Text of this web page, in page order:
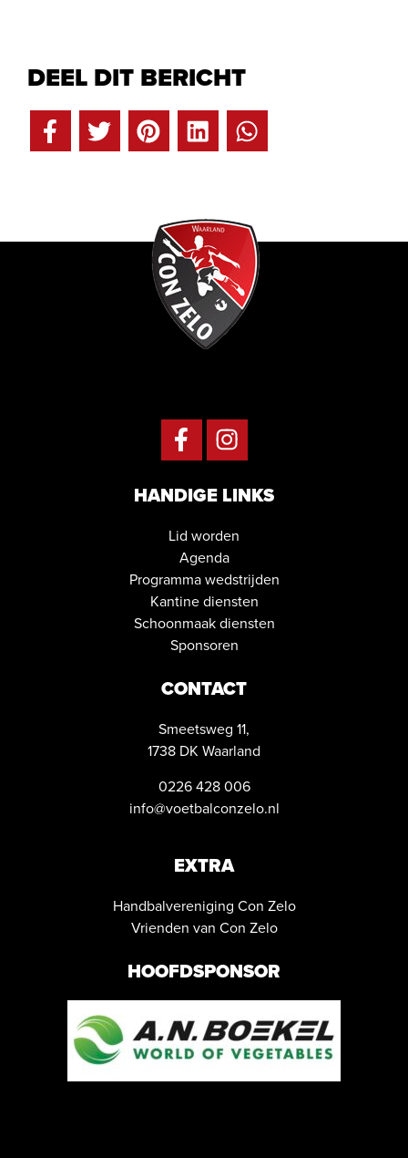
DEEL DIT BERICHT
HANDIGE LINKS
Lid worden
Agenda
Programma wedstrijden
Kantine diensten
Schoonmaak diensten
Sponsoren
CONTACT
Smeetsweg 11,
1738 DK Waarland
0226 428 006
info@voetbalconzelo.nl
EXTRA
Handbalvereniging Con Zelo
Vrienden van Con Zelo
HOOFDSPONSOR